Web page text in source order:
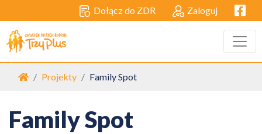
Dołącz do ZDR Zaloguj
Strona główna
Projekty Family Spot
Family Spot